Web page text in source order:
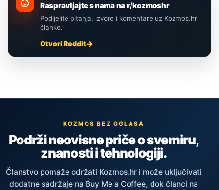
Raspravljajte s nama na r/kozmoshr
Podijelite pitanja, izvore i komentare uz Kozmos.hr
članke.
Otvori Reddit
KOZMOS BEZ OGLASA
Podrži neovisne priče o svemiru,
znanosti i tehnologiji.
Članstvo pomaže održati Kozmos.hr i može uključivati
dodatne sadržaje na Buy Me a Coffee, dok članci na